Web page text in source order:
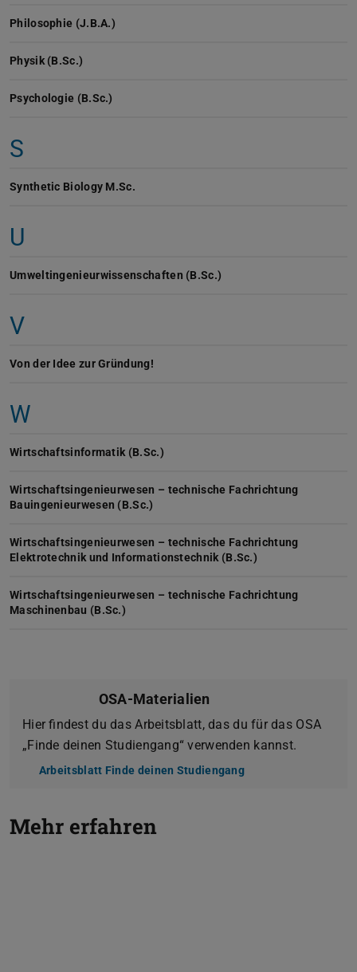
Philosophie (J.B.A.)
Physik (B.Sc.)
Psychologie (B.Sc.)
S
Synthetic Biology M.Sc.
U
Umweltingenieurwissenschaften (B.Sc.)
V
Von der Idee zur Gründung!
W
Wirtschaftsinformatik (B.Sc.)
Wirtschaftsingenieurwesen – technische Fachrichtung
Bauingenieurwesen (B.Sc.)
Wirtschaftsingenieurwesen – technische Fachrichtung
Elektrotechnik und Informationstechnik (B.Sc.)
Wirtschaftsingenieurwesen – technische Fachrichtung
Maschinenbau (B.Sc.)
OSA-Materialien
Hier findest du das Arbeitsblatt, das du für das OSA
„Finde deinen Studiengang“ verwenden kannst.
Arbeitsblatt Finde deinen Studiengang
Mehr erfahren